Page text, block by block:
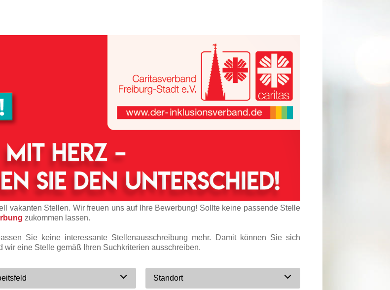
vakanten Stellen. Wir freuen uns auf Ihre Bewerbung! Sollte keine passende Stelle
zukommen lassen.
Sie keine interessante Stellenausschreibung mehr. Damit können Sie sich
eine Stelle gemäß Ihren Suchkriterien ausschreiben.
Standort